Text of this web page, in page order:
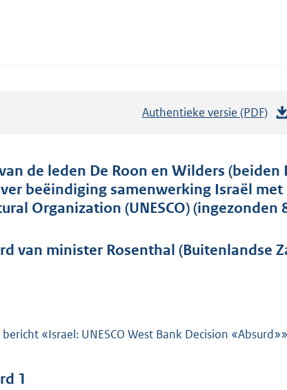
Authentieke versie (PDF)
t
a
n
t
de leden De Roon en Wilders
beëindiging samenwerking Israël
Organization (UNESCO) (ingezonden
van minister Rosenthal (Buitenlandse
«Israel: UNESCO West Bank Decision
1